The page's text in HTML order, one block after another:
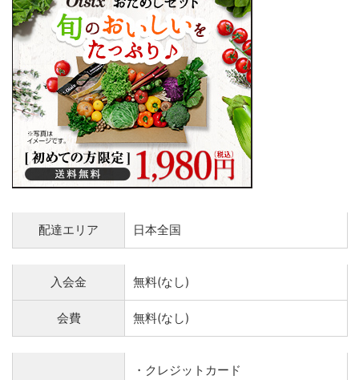
配達エリア 日本全国
入会金 無料(なし)
会費 無料(なし)
・クレジットカード